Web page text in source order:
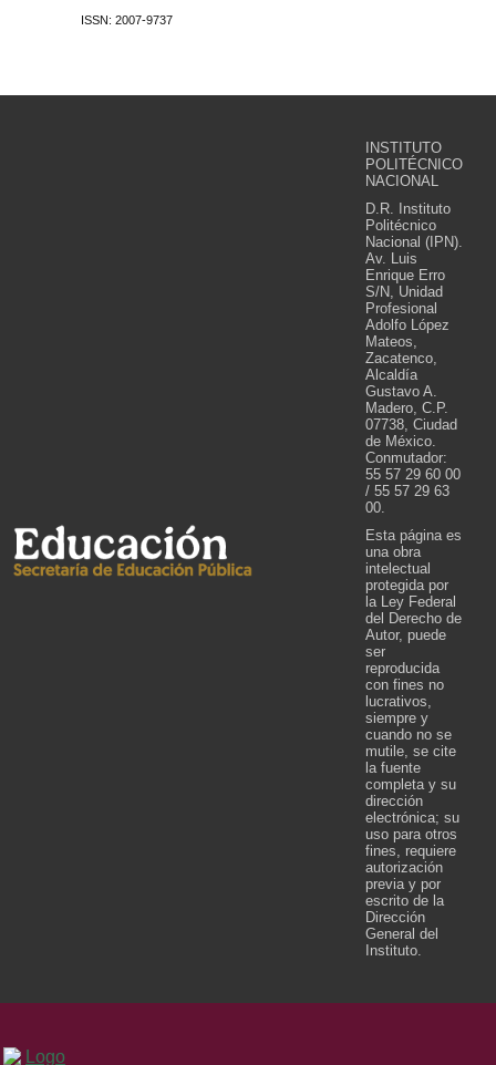
ISSN: 2007-9737
INSTITUTO
POLITÉCNICO
NACIONAL
D.R. Instituto
Politécnico
Nacional (IPN).
Av. Luis
Enrique Erro
S/N, Unidad
Profesional
Adolfo López
Mateos,
Zacatenco,
Alcaldía
Gustavo A.
Madero, C.P.
07738, Ciudad
de México.
Conmutador:
55 57 29 60 00
/ 55 57 29 63
00.
Esta página es
una obra
intelectual
protegida por
la Ley Federal
del Derecho de
Autor, puede
ser
reproducida
con fines no
lucrativos,
siempre y
cuando no se
mutile, se cite
la fuente
completa y su
dirección
electrónica; su
uso para otros
fines, requiere
autorización
previa y por
escrito de la
Dirección
General del
Instituto.